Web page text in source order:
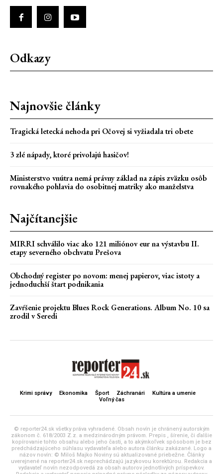
Odkazy
Najnovšie články
Tragická letecká nehoda pri Očovej si vyžiadala tri obete
3 zlé nápady, ktoré privolajú hasičov!
Ministerstvo vnútra nemá právny základ na zápis zväzku osôb
rovnakého pohlavia do osobitnej matriky ako manželstva
Najčítanejšie
MIRRI schválilo viac ako 121 miliónov eur na výstavbu II.
etapy severného obchvatu Prešova
Obchodný register po novom: menej papierov, viac istoty a
jednoduchší štart podnikania
Zavŕšenie projektu Blues Rock Generations. Album No. 10 sa
zrodil v Seredi
Krimi správy Ekonomika Šport Záchranári
Kultúra a umenie
Voľný čas
© reporter24.sk všetky práva vyhradené. Obsah novín je chránený autorským
zákonom č. 618/2003 Z.z. a medzinárodným právom. Prepis , šírenie, či ďalšie
kopírovanie tohto obsahu alebo jeho časti, a to akýmkoľvek spôsobom je bez
predchádzajúceho súhlasu vydavateľa alebo autora článku zakázané. Logo a
názov novín: © Miloš Majko Noviny sú aktualizované priebežne. Články
uverejnené na reporter24.sk neprechádzajú jazykovou korektúrou. Redakcia a
vydavateľ novín nezodpovedá za obsah autorov jednotlivých príspevkov.